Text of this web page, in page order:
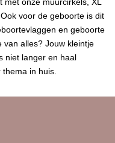
voor de geboorte is dit
en geboorte
van alles? Jouw kleintje
niet langer en haal
in huis.